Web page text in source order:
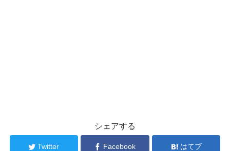
シェアする
Twitter Facebook はてブ